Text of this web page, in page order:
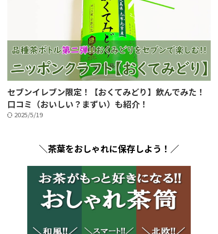
セブンイレブン限定！【おくてみどり】飲んでみた！
口コミ（おいしい？まずい）も紹介！
2025/5/19
＼茶葉をおしゃれに保存しよう！／